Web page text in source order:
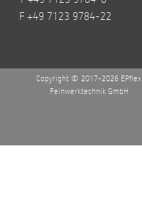
F +49 7123 9784-22
Copyright © 2017-2026 EPflex
Feinwerktechnik GmbH